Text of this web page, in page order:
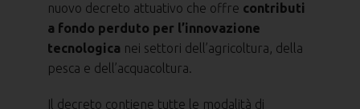
nuovo decreto attuativo che offre contributi
a fondo perduto per l’innovazione
tecnologica nei settori dell’agricoltura, della
pesca e dell’acquacoltura.
Il decreto contiene tutte le modalità di